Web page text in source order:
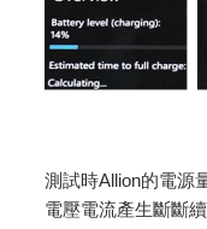
測試時Allion的電源
電壓電流產生斷斷續